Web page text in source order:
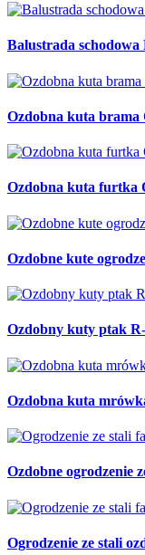
Balustrada schodowa
Ozdobna kuta brama
Ozdobna kuta furtka
Ozdobne kute
Ozdobny kuty ptak
Ozdobna kuta
Ozdobne ogrodzenie
Ogrodzenie ze stali